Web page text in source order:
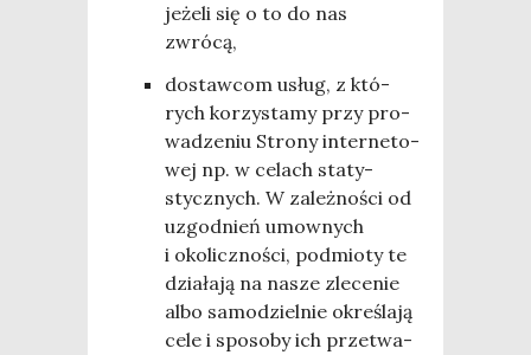
jeże­li się o to do nas
zwrócą,
dostaw­com usług, z któ­
rych korzy­sta­my przy pro­
wa­dze­niu Stro­ny inter­ne­to­
wej np. w celach sta­ty­
stycz­nych. W zależ­no­ści od
uzgod­nień umow­nych
i oko­licz­no­ści, pod­mio­ty te
dzia­ła­ją na nasze zle­ce­nie
albo samo­dziel­nie okre­śla­ją
cele i spo­so­by ich prze­twa­